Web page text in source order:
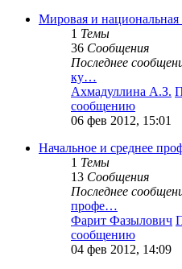
Мировая и национальная
1 Темы
36 Сообщения
Последнее
ку…
Ахмадуллина А.З.
сообщению
06 фев 2012, 15:01
Начальное и среднее
1 Темы
13 Сообщения
Последнее
профе…
Фарит Фазылович
сообщению
04 фев 2012, 14:09